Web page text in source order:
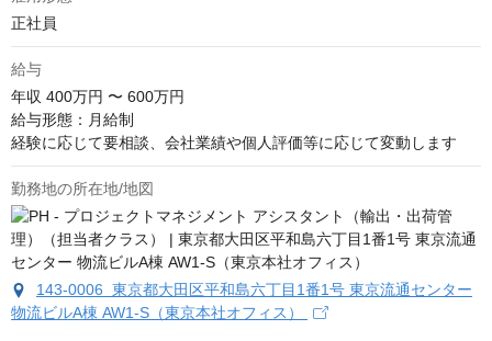
正社員
給与
年収 400万円 〜 600万円
給与形態：月給制
経験に応じて要相談、会社業績や個人評価等に応じて変動します
勤務地の所在地/地図
143-0006 東京都大田区平和島六丁目1番1号 東京流通センター
物流ビルA棟 AW1-S（東京本社オフィス）